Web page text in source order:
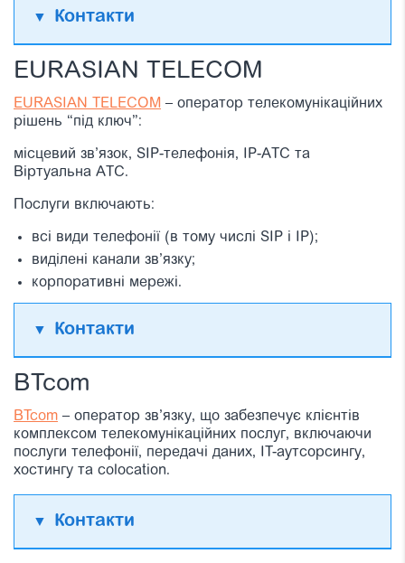
Контакти
EURASIAN TELECOM
EURASIAN TELECOM – оператор телекомунікаційних
рішень “під ключ”:
місцевий зв’язок, SIP-телефонія, IP-АТС та
Віртуальна АТС.
Послуги включають:
всі види телефонії (в тому числі SIP і IP);
виділені канали зв’язку;
корпоративні мережі.
Контакти
BTcom
BTcom – оператор зв’язку, що забезпечує клієнтів
комплексом телекомунікаційних послуг, включаючи
послуги телефонії, передачі даних, IT-аутсорсингу,
хостингу та colocation.
Контакти